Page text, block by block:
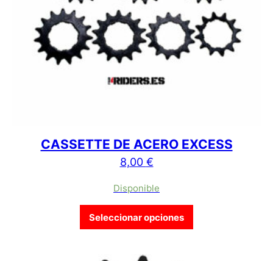
CASSETTE DE ACERO EXCESS
8,00 €
Disponible
Seleccionar opciones